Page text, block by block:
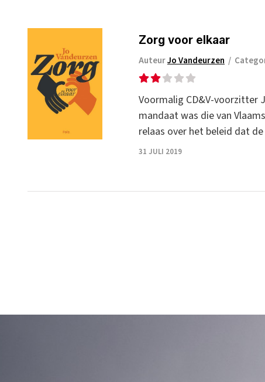
Zorg voor elkaar
AuteurJo Vandeurzen /
Voormalig CD&V-voorzitter
mandaat was die van
relaas over het beleid dat
31 JULI 2019